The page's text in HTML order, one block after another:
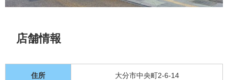
店舗情報
住所 大分市中央町2-6-14